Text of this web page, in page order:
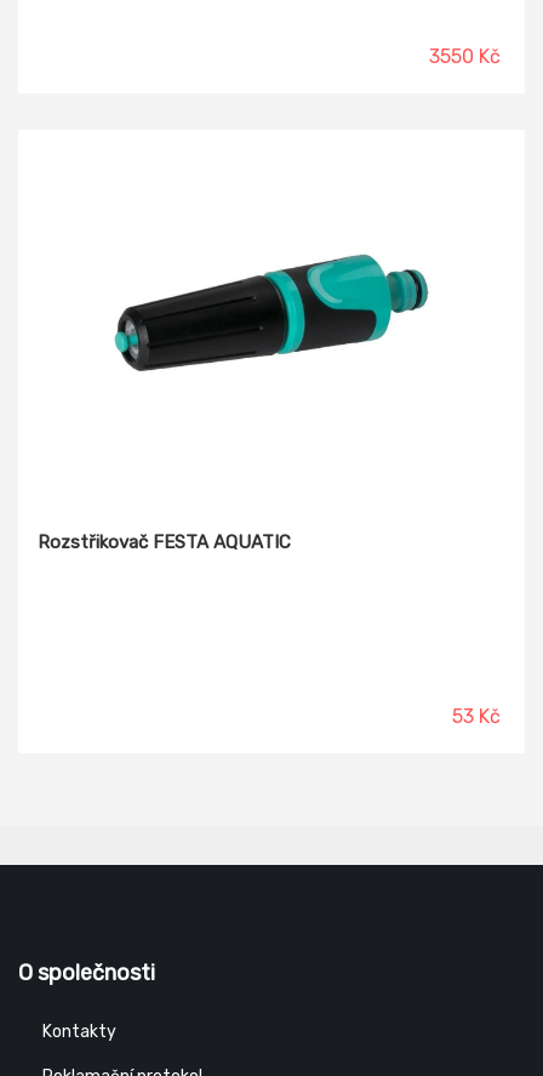
3550 Kč
Rozstřikovač FESTA AQUATIC
53 Kč
O společnosti
Kontakty